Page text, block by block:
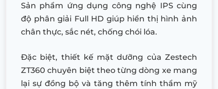
Sản phẩm ứng dụng công nghệ IPS cùng
độ phân giải Full HD giúp hiển thị hình ảnh
chân thực, sắc nét, chống chói lóa.
Đặc biệt, thiết kế mặt dưỡng của Zestech
ZT360 chuyên biệt theo từng dòng xe mang
lại sự đồng bộ và tăng thêm tính thẩm mỹ